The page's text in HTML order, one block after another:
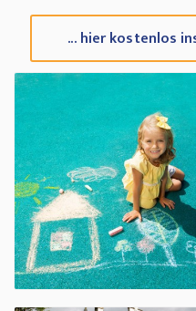
... hier kostenlos